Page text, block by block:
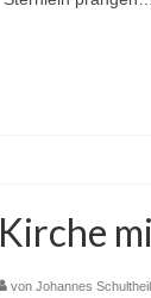
Kirche
vonJohannes